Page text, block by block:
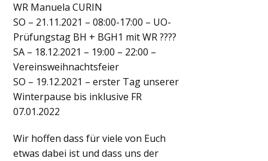
WR Manuela CURIN
SO – 21.11.2021 – 08:00-17:00 – UO-
Prüfungstag BH + BGH1 mit WR ????
SA – 18.12.2021 – 19:00 – 22:00 –
Vereinsweihnachtsfeier
SO – 19.12.2021 – erster Tag unserer
Winterpause bis inklusive FR
07.01.2022
Wir hoffen dass für viele von Euch
etwas dabei ist und dass uns der